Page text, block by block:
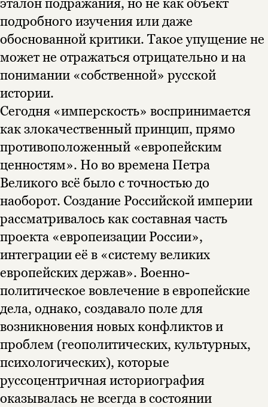
эталон подражания, но не как объект
подробного изучения или даже
обоснованной критики. Такое упущение не
может не отражаться отрицательно и на
понимании «собственной» русской
истории.
Сегодня «имперскость» воспринимается
как злокачественный принцип, прямо
противоположенный «европейским
ценностям». Но во времена Петра
Великого всё было с точностью до
наоборот. Создание Российской империи
рассматривалось как составная часть
проекта «европеизации России»,
интеграции её в «систему великих
европейских держав». Военно-
политическое вовлечение в европейские
дела, однако, создавало поле для
возникновения новых конфликтов и
проблем (геополитических, культурных,
психологических), которые
руссоцентричная историография
оказывалась не всегда в состоянии
подписаться
подписаться
да
нет, вернуться назад